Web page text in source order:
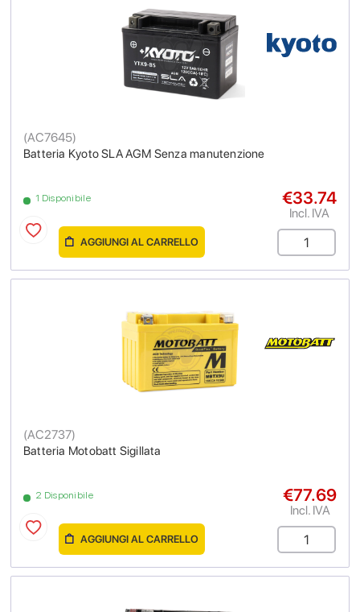
Batteria Kyoto SLA AGM Senza manutenzione
(AC7645)
1 Disponibile €33.74
Incl. IVA
AGGIUNGI AL CARRELLO
Batteria Motobatt Sigillata
(AC2737)
2 Disponibile €77.69
Incl. IVA
AGGIUNGI AL CARRELLO